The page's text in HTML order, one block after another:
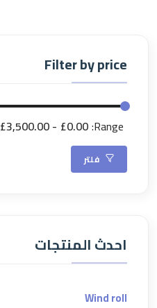
Filter by price
Range:
£0.00
£3,500.00
فلتر
احدث المنتجات
Wind roll